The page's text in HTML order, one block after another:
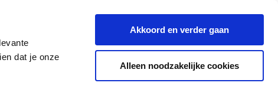
dat je onze
Akkoord en verder gaan
Alleen noodzakelijke cookies
Z
e
k
d